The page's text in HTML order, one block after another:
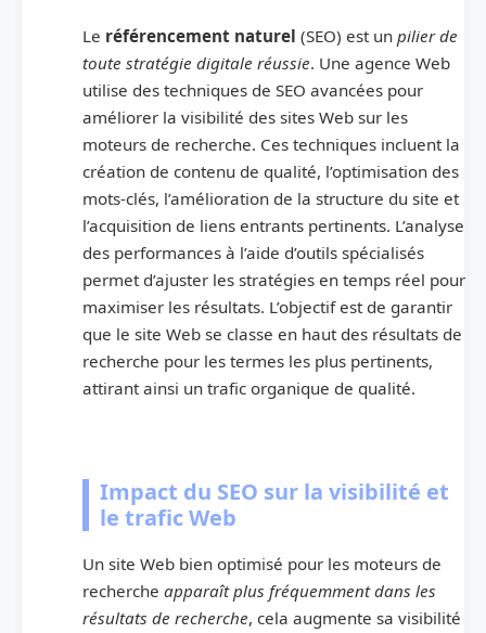
Le référencement naturel (SEO) est un pilier de
toute stratégie digitale réussie. Une agence Web
utilise des techniques de SEO avancées pour
améliorer la visibilité des sites Web sur les
moteurs de recherche. Ces techniques incluent la
création de contenu de qualité, l’optimisation des
mots-clés, l’amélioration de la structure du site et
l’acquisition de liens entrants pertinents. L’analyse
des performances à l’aide d’outils spécialisés
permet d’ajuster les stratégies en temps réel pour
maximiser les résultats. L’objectif est de garantir
que le site Web se classe en haut des résultats de
recherche pour les termes les plus pertinents,
attirant ainsi un trafic organique de qualité.
Impact du SEO sur la visibilité et
le trafic Web
Un site Web bien optimisé pour les moteurs de
recherche apparaît plus fréquemment dans les
résultats de recherche, cela augmente sa visibilité